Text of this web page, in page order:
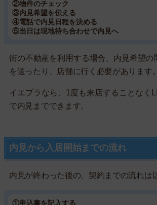
②物件のチェック
③内見希望を伝える
④電話で内見日程を決める
⑤当日は現地待ち合わせで内見へ
街の不動産を利用する場合、内見希望の
を送ったり、店舗に行く必要があります。
イエプラなら、1度も来店することなく
で内見までできます。
内見から入居開始までの流れ
内見が終わった後の、契約までの流れは
①申込書を記入する